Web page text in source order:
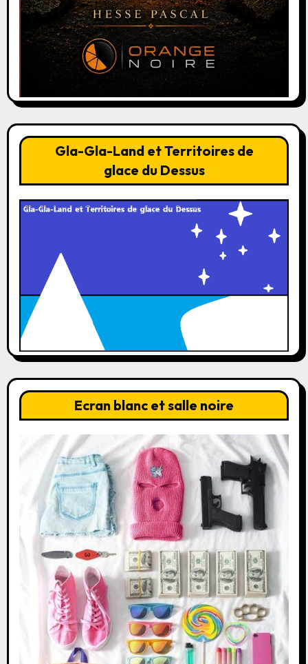
Gla-Gla-Land et Territoires de
glace du Dessus
Ecran blanc et salle noire